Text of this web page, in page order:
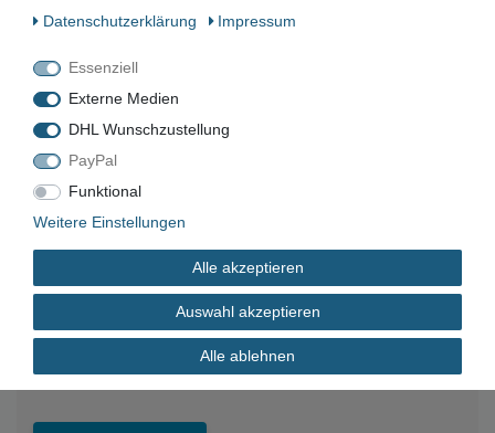
Geschäftszeiten:Mo.–Fr. 7:00–16:00 Uhr
📞+49 3635 483304
✉️kontakt@benad24.de
Informationen
Kontakt
Versandkosten
Impressum
Widerrufsrecht
Daten­schutz­erklärung
Impressum
Essenziell
Externe Medien
DHL Wunschzustellung
PayPal
Funktional
Weitere Einstellungen
Alle akzeptieren
Auswahl akzeptieren
Alle ablehnen